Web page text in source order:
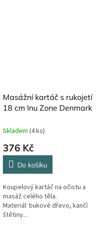
Masážní kartáč s rukojetí
18 cm Inu Zone Denmark
Skladem (4 ks)
376 Kč
Do košíku
Koupelový kartáč na očistu a
masáž celého těla.
Materiál: bukové dřevo, kančí
štětiny...